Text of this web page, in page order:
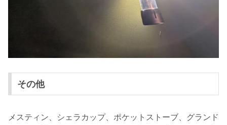
その他
メスティン、シェラカップ、ポケットストーブ、グランド